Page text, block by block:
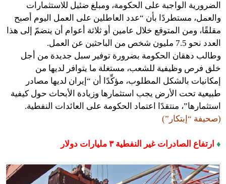
الضرورية الواجبة على الحكومة، ومبلغ ضئيل للاستثمارات
والعمل، مستطردًا بأن “عدد العاطلين على العمل اليوم أصبح
مقلقًا، ومن المتوقع خلال عامين أو ثلاثة أعوام أن ينضمّ إلى هذا
العدد نحو 7.5 مليون شخص من الباحثين عن العمل.
وطالب دهقان الحكومة بضرورة توفير سبل جديدة من أجل
خلق فرص وظيفية للشعب، مستغلة ما يتوافر لديها من
إمكانيات بالشكل المطلوب، مؤكِّدًا أن “إيران لديها مصادر
طبيعية تحت الأرض يجب استثمارها وزيادة الأبحاث حول كيفية
استثمارها”، منتقدًا اعتماد الحكومة على العائدات النفطية.
(صحيفة “إبتكار”)
♦ ارتفاع الصادرات غير النفطية ٣ مليارات دولار